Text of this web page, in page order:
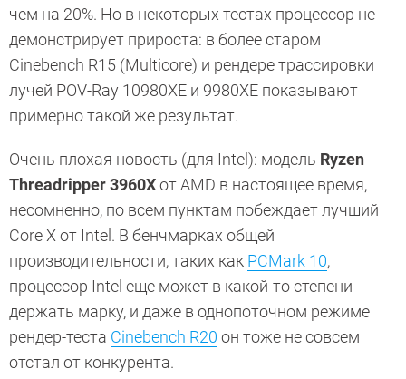
чем на 20%. Но в некоторых тестах процессор не
демонстрирует прироста: в более старом
Cinebench R15 (Multicore) и рендере трассировки
лучей POV-Ray 10980XE и 9980XE показывают
примерно такой же результат.
Очень плохая новость (для Intel): модель Ryzen
Threadripper 3960Xот AMD в настоящее время,
несомненно, по всем пунктам побеждает лучший
Core X от Intel. В бенчмарках общей
производительности, таких как PCMark 10,
процессор Intel еще может в какой-то степени
держать марку, и даже в однопоточном режиме
рендер-теста Cinebench R20 он тоже не совсем
отстал от конкурента.